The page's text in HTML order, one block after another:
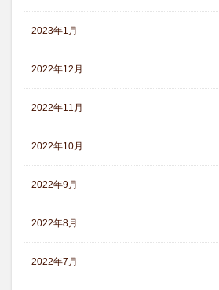
2023年1月
2022年12月
2022年11月
2022年10月
2022年9月
2022年8月
2022年7月